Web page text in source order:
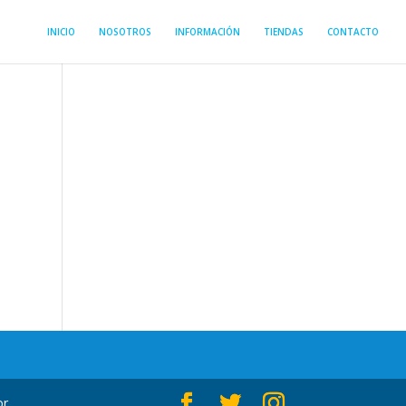
INICIO NOSOTROS INFORMACIÓN TIENDAS CONTACTO